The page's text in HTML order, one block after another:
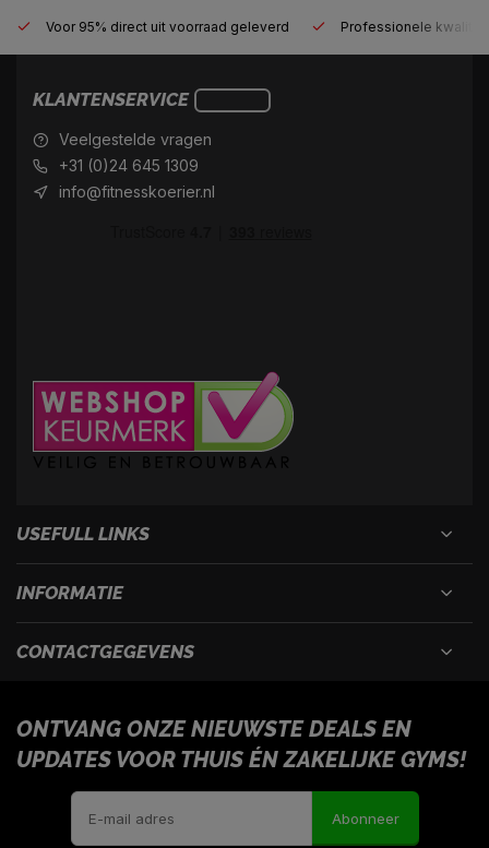
Voor 95% direct uit voorraad geleverd Professionele
KLANTENSERVICE
Veelgestelde vragen
+31 (0)24 645 1309
info@fitnesskoerier.nl
USEFULL LINKS
INFORMATIE
CONTACTGEGEVENS
ONTVANG ONZE NIEUWSTE DEALS EN
UPDATES VOOR THUIS ÉN ZAKELIJKE GYMS!
Abonneer